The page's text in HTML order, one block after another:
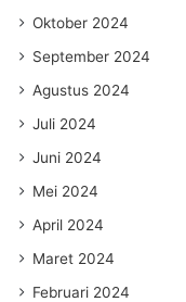
Oktober 2024
September 2024
Agustus 2024
Juli 2024
Juni 2024
Mei 2024
April 2024
Maret 2024
Februari 2024